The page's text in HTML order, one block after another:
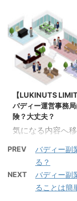
も増えてきている
あります。 中に
ない副業も少なか
在していて無駄
使ってしまった
な労力がかかって
可能性もありま
だ、詐欺被害に合
ためにも事前に注
「お金が欲しい」
て稼ぎたい」こん
は誰もが考えるこ
しれませんが、
ぐというのはそ
ことではありま
国平均を上回る東
最低賃金が令和
月1日から時給
改正されたとは言
万円を稼ぐだけ
時間程度は働か
いけない計算にな
す。 何か特別な
力を持っていれば
な職業に就いて多
【LUKINUTS
バディー運営事務
険？大丈夫？
気になる内容へ
LUKINUTS
LUKINUTS
社概要 バディー
営会社は
PREV
バディー副
る？
NEXT
バディー副
ることは簡